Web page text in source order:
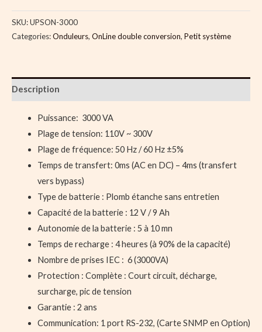
SKU:UPSON-3000
Categories:Onduleurs, OnLine double conversion, Petit système
Description
Puissance: 3000 VA
Plage de tension: 110V ~ 300V
Plage de fréquence: 50 Hz / 60 Hz ±5%
Temps de transfert: 0ms (AC en DC) – 4ms (transfert
vers bypass)
Type de batterie : Plomb étanche sans entretien
Capacité de la batterie : 12 V / 9 Ah
Autonomie de la batterie : 5 à 10 mn
Temps de recharge : 4 heures (à 90% de la capacité)
Nombre de prises IEC : 6 (3000VA)
Protection : Complète : Court circuit, décharge,
surcharge, pic de tension
Garantie : 2 ans
Communication: 1 port RS-232, (Carte SNMP en Option)